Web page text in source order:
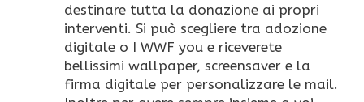
destinare tutta la donazione ai propri
interventi. Si può scegliere tra adozione
digitale o I WWF you e riceverete
bellissimi wallpaper, screensaver e la
firma digitale per personalizzare le mail.